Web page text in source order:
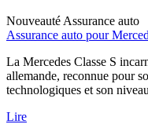
Nouveauté Assurance auto
Assurance auto pour
La Mercedes Classe S
allemande, reconnue pour
technologiques et son
Lire